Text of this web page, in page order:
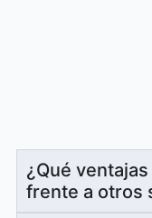
¿Qué
frente a otros